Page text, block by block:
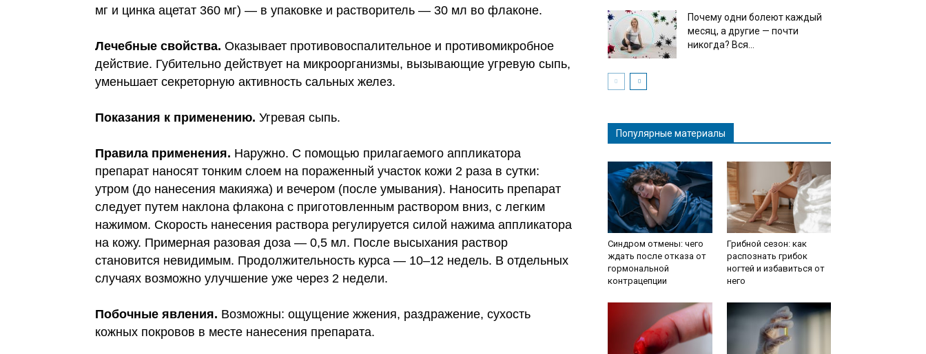
мг и цинка ацетат 360 мг) — в упаковке и растворитель — 30 мл во флаконе.
Лечебные свойства. Оказывает противовоспалительное и противомикробное
действие. Губительно действует на микроорганизмы, вызывающие угревую сыпь,
уменьшает секреторную активность сальных желез.
Показания к применению. Угревая сыпь.
Правила применения. Наружно. С помощью прилагаемого аппликатора
препарат наносят тонким слоем на пораженный участок кожи 2 раза в сутки:
утром (до нанесения макияжа) и вечером (после умывания). Наносить препарат
следует путем наклона флакона с приготовленным раствором вниз, с легким
нажимом. Скорость нанесения раствора регулируется силой нажима аппликатора
на кожу. Примерная разовая доза — 0,5 мл. После высыхания раствор
становится невидимым. Продолжительность курса — 10–12 недель. В отдельных
случаях возможно улучшение уже через 2 недели.
Побочные явления. Возможны: ощущение жжения, раздражение, сухость
кожных покровов в месте нанесения препарата.
Почему одни болеют каждый
месяц, а другие — почти
никогда? Вся...
Популярные материалы
Синдром отмены: чего
ждать после отказа от
гормональной
контрацепции
Грибной сезон: как
распознать грибок
ногтей и избавиться от
него